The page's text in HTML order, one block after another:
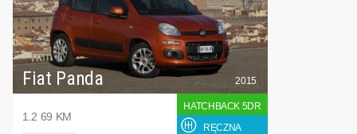
Fiat Panda
1.2 69 KM
2015
HATCHBACK 5DR
RĘCZNA